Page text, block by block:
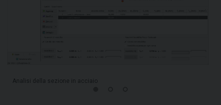
Analisi della sezione in acciaio